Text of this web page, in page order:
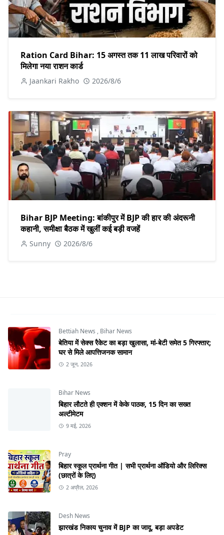
Ration Card Bihar: 15 अगस्त तक 11 लाख परिवारों को
मिलेगा नया राशन कार्ड
Jaankari Rakho 2026/8/6
Bihar BJP Meeting: बांकीपुर में BJP की हार की अंदरूनी
कहानी, समीक्षा बैठक में खुलीं कई बड़ी वजहें
Sunny 2026/8/6
Bettiah News , Bihar News
बेतिया में सेक्स रैकेट का बड़ा खुलासा, मां-बेटी समेत 5 गिरफ्तार;
घर से मिले आपत्तिजनक सामान
2 जून, 2026
Bihar News
बिहार लौटते ही एक्शन में केके पाठक, 15 दिन का सख्त
अल्टीमेटम
9 मई, 2026
Pray
बिहार स्कूल प्रार्थना गीत | सभी प्रार्थना ऑडियो और लिरिक्स
(छात्रों के लिए)
2 अप्रैल, 2026
Desh News
झारखंड निकाय चुनाव में BJP का जादू, बड़ा अपडेट